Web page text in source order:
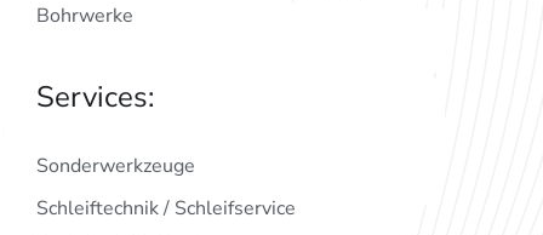
Bohrwerke
Services:
Sonderwerkzeuge
Schleiftechnik / Schleifservice